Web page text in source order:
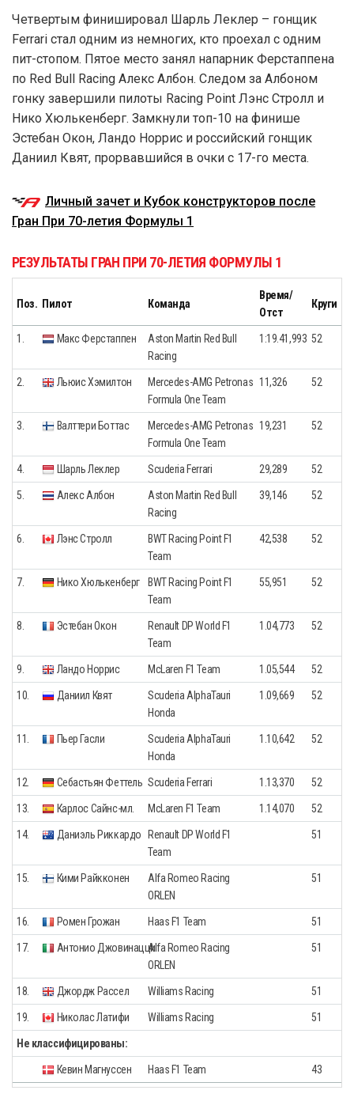
Четвертым финишировал Шарль Леклер – гонщик
Ferrari стал одним из немногих, кто проехал с одним
пит-стопом. Пятое место занял напарник Ферстаппена
по Red Bull Racing Алекс Албон. Следом за Албоном
гонку завершили пилоты Racing Point Лэнс Стролл и
Нико Хюлькенберг. Замкнули топ-10 на финише
Эстебан Окон, Ландо Норрис и российский гонщик
Даниил Квят, прорвавшийся в очки с 17-го места.
Личный зачет и Кубок конструкторов после
Гран При 70-летия Формулы 1
РЕЗУЛЬТАТЫ ГРАН ПРИ 70-ЛЕТИЯ ФОРМУЛЫ 1
Поз. Пилот Команда
Время/
Отст
Круги
1. Макс Ферстаппен
Aston Martin Red Bull
Racing
1:19.41,993 52
2. Льюис Хэмилтон
Mercedes-AMG Petronas
Formula One Team
11,326 52
3. Валттери Боттас
Mercedes-AMG Petronas
Formula One Team
19,231 52
4. Шарль Леклер Scuderia Ferrari 29,289 52
5. Алекс Албон
Aston Martin Red Bull
Racing
39,146 52
6. Лэнс Стролл
BWT Racing Point F1
Team
42,538 52
7. Нико Хюлькенберг
BWT Racing Point F1
Team
55,951 52
8. Эстебан Окон
Renault DP World F1
Team
1.04,773 52
9. Ландо Норрис McLaren F1 Team 1.05,544 52
10. Даниил Квят
Scuderia AlphaTauri
Honda
1.09,669 52
11. Пьер Гасли
Scuderia AlphaTauri
Honda
1.10,642 52
12. Себастьян Феттель Scuderia Ferrari 1.13,370 52
13. Карлос Сайнс-мл. McLaren F1 Team 1.14,070 52
14. Даниэль Риккардо Renault DP World F1
Team
51
15. Кими Райкконен
Alfa Romeo Racing
ORLEN
51
16. Ромен Грожан Haas F1 Team 51
17. Антонио ДжовинацциAlfa Romeo Racing
ORLEN
51
18. Джордж Рассел Williams Racing 51
19. Николас Латифи Williams Racing 51
Не классифицированы:
Кевин Магнуссен Haas F1 Team 43